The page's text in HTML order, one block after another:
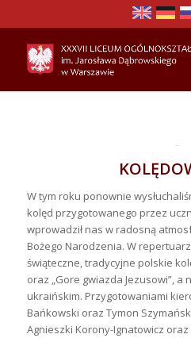
W tym roku ponownie
kolęd przygotowanego przez
wprowadził nas w radosną
Bożego Narodzenia. W
świąteczne, tradycyjne polskie
oraz „Gore gwiazda Jezusowi”, a
ukraińskim. Przygotowaniami
Bańkowski oraz Tymon
Agnieszki Korony-Ignatowicz